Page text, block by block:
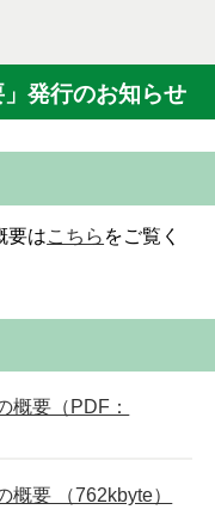
」発行のお知らせ
要はこちら をご覧く
概要（PDF：
要 （762kbyte）